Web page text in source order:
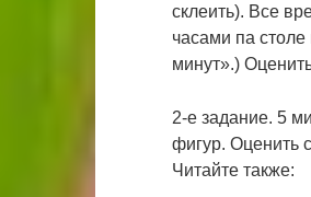
склеить). Все
часами па
минут».)
2-е задание. 5
фигур. Оценить
Читайте также: